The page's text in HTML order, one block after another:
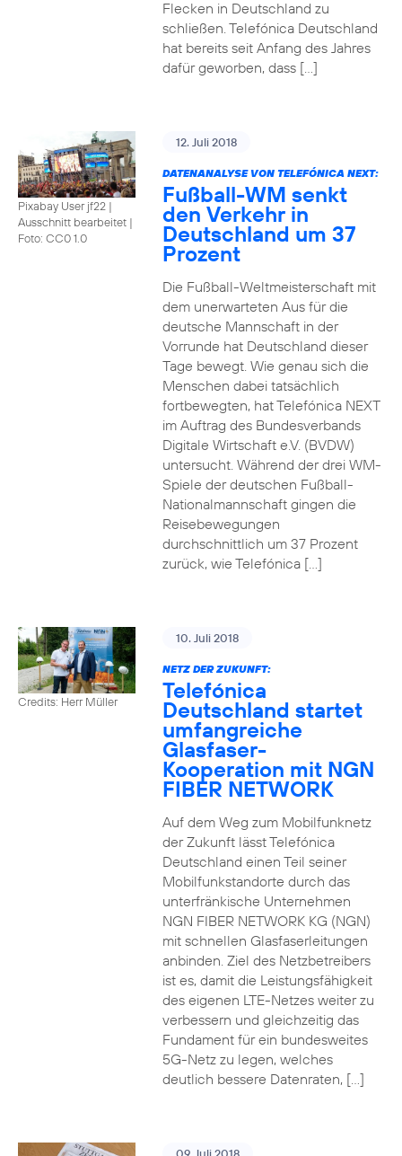
Flecken in Deutschland zu
schließen. Telefónica Deutschland
hat bereits seit Anfang des Jahres
dafür geworben, dass […]
Pixabay User jf22 |
Ausschnitt bearbeitet |
Foto: CC0 1.0
12. Juli 2018
DATENANALYSE VON TELEFÓNICA NEXT:
Fußball-WM senkt
den Verkehr in
Deutschland um 37
Prozent
Die Fußball-Weltmeisterschaft mit
dem unerwarteten Aus für die
deutsche Mannschaft in der
Vorrunde hat Deutschland dieser
Tage bewegt. Wie genau sich die
Menschen dabei tatsächlich
fortbewegten, hat Telefónica NEXT
im Auftrag des Bundesverbands
Digitale Wirtschaft e.V. (BVDW)
untersucht. Während der drei WM-
Spiele der deutschen Fußball-
Nationalmannschaft gingen die
Reisebewegungen
durchschnittlich um 37 Prozent
zurück, wie Telefónica […]
Credits: Herr Müller
10. Juli 2018
NETZ DER ZUKUNFT:
Telefónica
Deutschland startet
umfangreiche
Glasfaser-
Kooperation mit NGN
FIBER NETWORK
Auf dem Weg zum Mobilfunknetz
der Zukunft lässt Telefónica
Deutschland einen Teil seiner
Mobilfunkstandorte durch das
unterfränkische Unternehmen
NGN FIBER NETWORK KG (NGN)
mit schnellen Glasfaserleitungen
anbinden. Ziel des Netzbetreibers
ist es, damit die Leistungsfähigkeit
des eigenen LTE-Netzes weiter zu
verbessern und gleichzeitig das
Fundament für ein bundesweites
5G-Netz zu legen, welches
deutlich bessere Datenraten, […]